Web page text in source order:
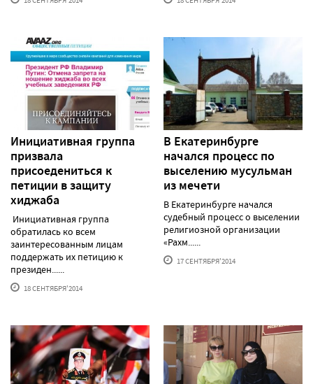
Инициативная группа
призвала
присоедениться к
петиции в защиту
хиджаба
Инициативная группа
обратилась ко всем
заинтересованным лицам
поддержать их петицию к
президен......
18 СЕНТЯБРЯ'2014
В Екатеринбурге
начался процесс по
выселению мусульман
из мечети
В Екатеринбурге начался
судебный процесс о выселении
религиозной организации
«Рахм......
17 СЕНТЯБРЯ'2014